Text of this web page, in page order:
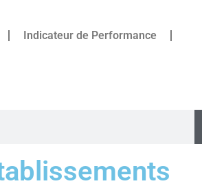
Indicateur de Performance